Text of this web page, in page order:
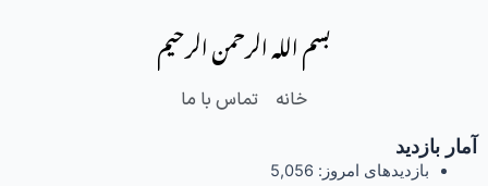
بسم الله الرحمن الرحیم
خانه تماس با ما
آمار بازدید
بازدیدهای امروز: 5,056